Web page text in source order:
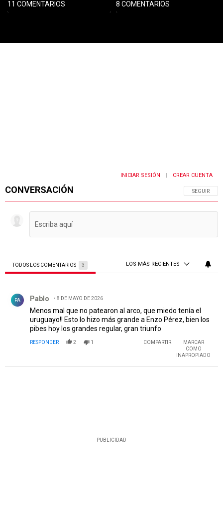
11 COMENTARIOS 8 COMENTARIOS
CONVERSACIÓN SIGA ESTA
SEGUIR
INICIAR SESIÓN CREAR CUENTA
TODOS LOS COMENTARIOS 3 LOS MÁS RECIENTES
PA Pablo 8 DE MAYO DE 2026
Menos mal que no patearon al arco, que miedo tenía el
uruguayo!! Esto lo hizo más grande a Enzo Pérez, bien los
pibes hoy los grandes regular, gran triunfo
RESPONDER 2 1 COMPARTIR
MARCAR
COMO
INAPROPIADO
PUBLICIDAD